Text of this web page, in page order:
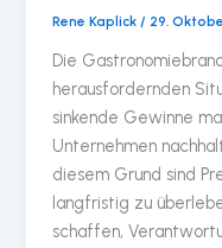
Rene Kaplick/ 29.
Die
herausfordernden
sinkende Gewinne
Unternehmen
diesem Grund sind
langfristig zu
schaffen,